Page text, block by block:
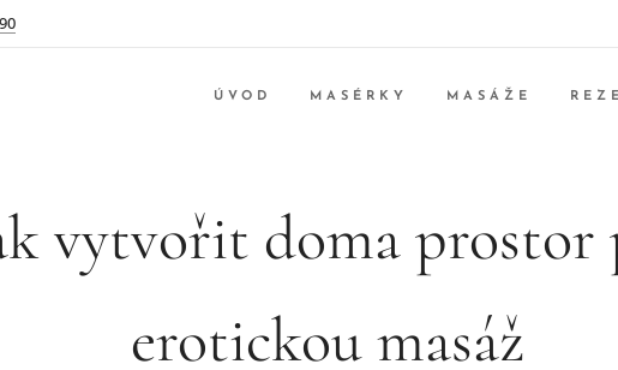
ÚVOD MASÉRKY MASÁŽE
vytvořit doma prostor
erotickou masáž